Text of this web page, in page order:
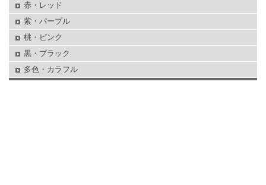
赤・レッド
紫・パープル
桃・ピンク
黒・ブラック
多色・カラフル